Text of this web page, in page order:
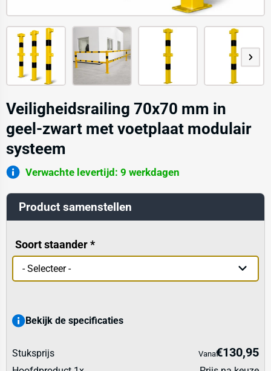
Veiligheidsrailing 70x70 mm in
geel-zwart met voetplaat modulair
systeem
Verwachte levertijd: 9 werkdagen
Product samenstellen
Soort staander
Bekijk de specificaties
Stuksprijs Vanaf€130,95